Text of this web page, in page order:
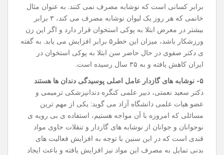
برابر کسانی است که نوشابه مصرف نمی کنند. به عنوان مثال
خانمی که هر روز یک لیوان نوشابه مصرف می کند، ۳ برابر
بیشتر در معرض ابتلا به پوکی استخوان قرار دارد و اگر این زن
ورزشکار باشد، میزان این خطر۵ برابر افزایش می یابد. به گفته
ی دکتر صفوی در حال حاضر سن ابتلا به پوکی استخوان در
ایران کاهش یافته و به ۳۵ سال رسیده است.
۵- نوشابه ‌های گازدار عامل اصلی پوسیدگی دندان ها هستند
دکتر سعید نعمتی، دبیر علمی کنگره دندانپزشکی ترمیمی و
عضو هیات علمی دانشگاه آزاد می گوید: یکی از مهم ترین
مسائلی که امروزه با آن مواجه هستیم، استفاده ی بی ‌رویه ی
نوجوانان و جوانان از نوشابه‌ های گازدار و تنقلات حاوی مواد
قندی است که در این سنین با توجه به افزایش فعالیت ‌های
بدنی تمایل به مصرف این مواد نیز افزایش یافته و باعث ایجاد